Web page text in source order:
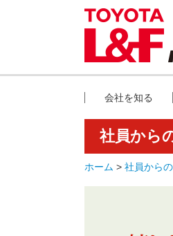
会社を知る
社員から
ホーム > 社員から